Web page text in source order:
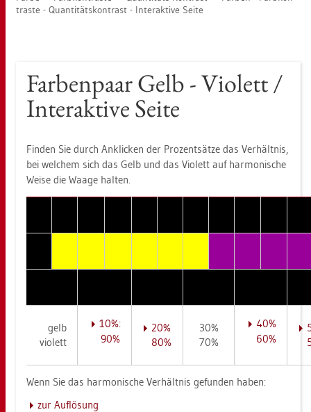
tras­te - Quan­ti­täts­kon­trast - In­ter­ak­ti­ve Seite
Far­ben­paar Gelb - Vio­lett /
In­ter­ak­ti­ve Seite
Fin­den Sie durch An­kli­cken der Pro­zent­sät­ze das Ver­hält­nis,
bei wel­chem sich das Gelb und das Vio­lett auf har­mo­ni­sche
Weise die Waage hal­ten.
gelb
vio­lett
10%:
90%
20%
80%
30%
70%
40%
60%
Wenn Sie das har­mo­ni­sche Ver­hält­nis ge­fun­den haben:
zur Auf­lö­sung